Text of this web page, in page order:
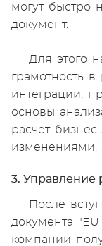
могут быстро
документ.
Для этого
грамотность
интеграции,
основы
расчет
изменениями.
3. Управление
После
документа
компании